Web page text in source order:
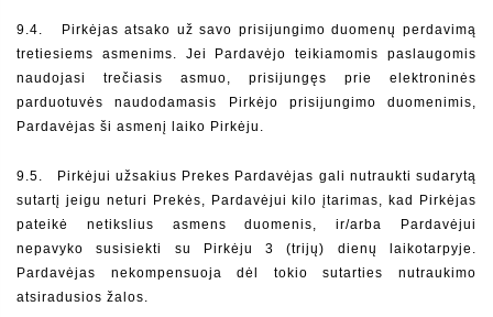
9.4.   Pirkėjas atsako už savo prisijungimo duomenų perdavimą
tretiesiems asmenims. Jei Pardavėjo teikiamomis paslaugomis
naudojasi trečiasis asmuo, prisijungęs prie elektroninės
parduotuvės naudodamasis Pirkėjo prisijungimo duomenimis,
Pardavėjas ši asmenį laiko Pirkėju.
9.5.   Pirkėjui užsakius Prekes Pardavėjas gali nutraukti sudarytą
sutartį jeigu neturi Prekės, Pardavėjui kilo įtarimas, kad Pirkėjas
pateikė netikslius asmens duomenis, ir/arba Pardavėjui
nepavyko susisiekti su Pirkėju 3 (trijų) dienų laikotarpyje.
Pardavėjas nekompensuoja dėl tokio sutarties nutraukimo
atsiradusios žalos.